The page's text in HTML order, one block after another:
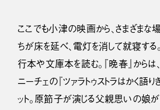
ここでも小津の映画から、さまざまな
ちが床を延べ、電灯を消して就寝する
行本や文庫本を読む。『晩春』からは
ニーチェの『ツァラトゥストラはかく語
ット。原節子が演じる父親思いの娘が